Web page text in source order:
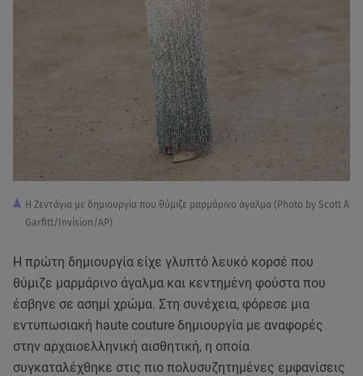
Η Ζεντάγια με δημιουργία που θύμιζε μαρμάρινο άγαλμα (Photo by Scott A
Garfitt/Invision/AP)
Η πρώτη δημιουργία είχε γλυπτό λευκό κορσέ που
θύμιζε μαρμάρινο άγαλμα και κεντημένη φούστα που
έσβηνε σε ασημί χρώμα. Στη συνέχεια, φόρεσε μια
εντυπωσιακή haute couture δημιουργία με αναφορές
στην αρχαιοελληνική αισθητική, η οποία
συγκαταλέχθηκε στις πιο πολυσυζητημένες εμφανίσεις